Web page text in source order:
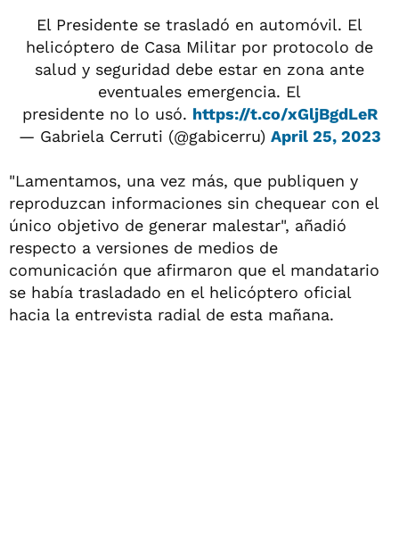
El Presidente se trasladó en automóvil. El
helicóptero de Casa Militar por protocolo de
salud y seguridad debe estar en zona ante
eventuales emergencia. El
presidente no lo usó. https://t.co/xGljBgdLeR
— Gabriela Cerruti (@gabicerru) April 25, 2023
"Lamentamos, una vez más, que publiquen y
reproduzcan informaciones sin chequear con el
único objetivo de generar malestar", añadió
respecto a versiones de medios de
comunicación que afirmaron que el mandatario
se había trasladado en el helicóptero oficial
hacia la entrevista radial de esta mañana.